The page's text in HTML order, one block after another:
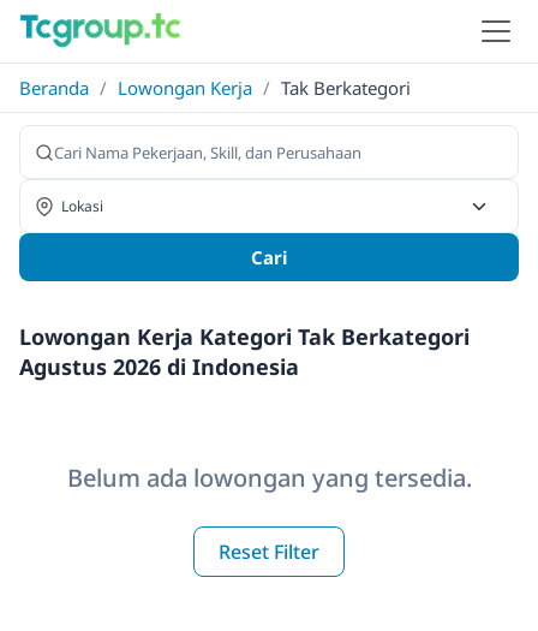
Beranda / Lowongan Kerja / Tak Berkategori
Cari
Lowongan Kerja Kategori Tak Berkategori
Agustus 2026 di Indonesia
Belum ada lowongan yang tersedia.
Reset Filter